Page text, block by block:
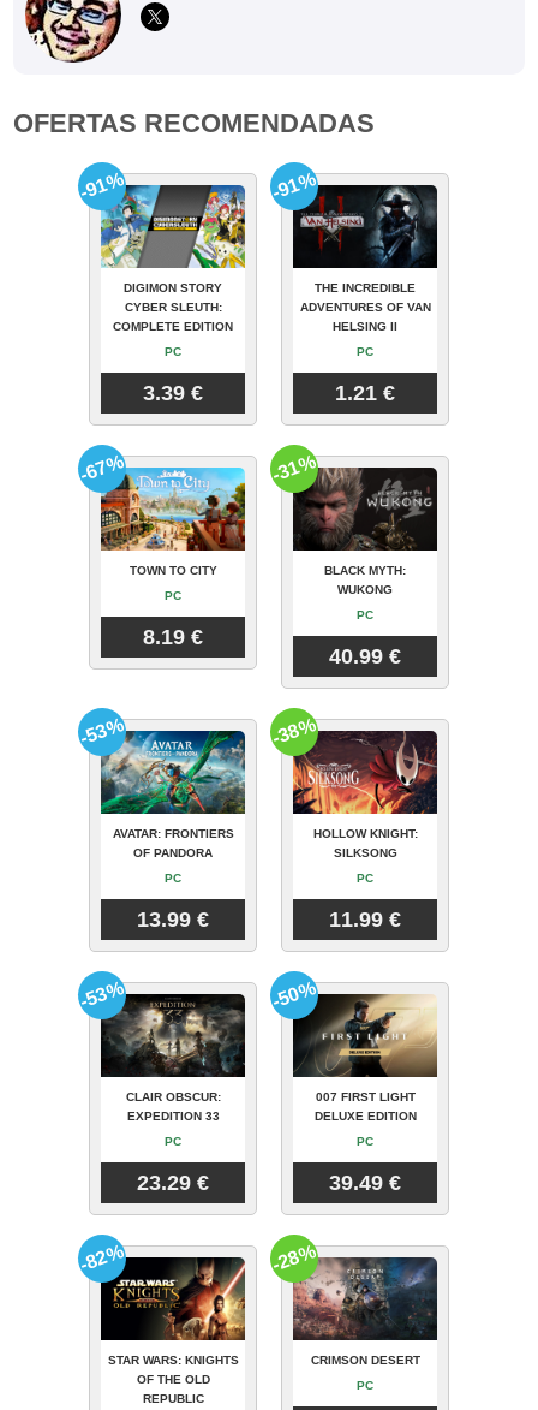
OFERTAS RECOMENDADAS
DIGIMON STORY
CYBER SLEUTH:
COMPLETE EDITION
PC
3.39 €
-91%
THE INCREDIBLE
ADVENTURES OF VAN
HELSING II
PC
1.21 €
-91%
TOWN TO CITY
PC
8.19 €
-67%
BLACK MYTH:
WUKONG
PC
40.99 €
-31%
AVATAR: FRONTIERS
OF PANDORA
PC
13.99 €
-53%
HOLLOW KNIGHT:
SILKSONG
PC
11.99 €
-38%
CLAIR OBSCUR:
EXPEDITION 33
PC
23.29 €
-53%
007 FIRST LIGHT
DELUXE EDITION
PC
39.49 €
-50%
STAR WARS: KNIGHTS
OF THE OLD
REPUBLIC
-82%
CRIMSON DESERT
PC
-28%